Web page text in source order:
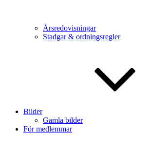
Årsredovisningar
Stadgar & ordningsregler
Bilder
Gamla bilder
För medlemmar